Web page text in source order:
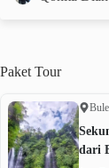
Paket Tour
dari